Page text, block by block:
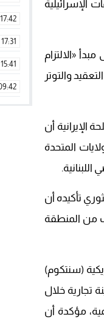
الإسرائيلية
«الالتزام
والتوتر
الإيرانية أن
المتحدة
تأكيده أن
من المنطقة
(سنتكوم)
أمام حركة الملاحة الدولية، مشيرة إلى عبور 55 سفينة تجارية خلال
العالمية، مؤكدة أن
17:42
17:31
15:41